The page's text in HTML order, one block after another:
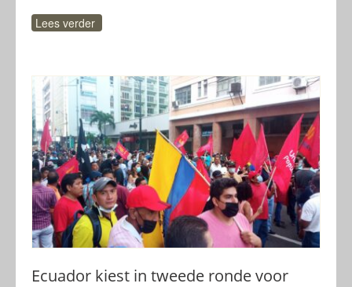
Lees verder
Ecuador kiest in tweede ronde voor